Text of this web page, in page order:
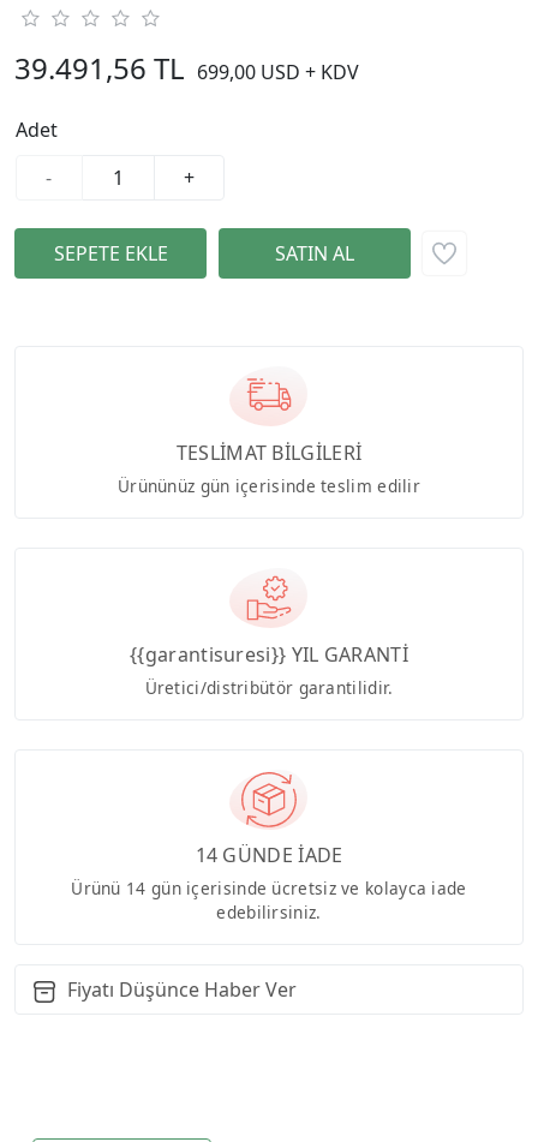
39.491,56 TL 699,00 USD + KDV
Adet
-
+
TESLİMAT BİLGİLERİ
Ürününüz gün içerisinde teslim edilir
{{garantisuresi}} YIL GARANTİ
Üretici/distribütör garantilidir.
14 GÜNDE İADE
Ürünü 14 gün içerisinde ücretsiz ve kolayca iade
edebilirsiniz.
Fiyatı Düşünce Haber Ver